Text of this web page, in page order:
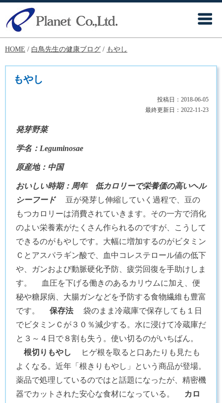
HOME / 白鳥先生の健康ブログ / もやし
もやし
投稿日： 2018-06-05
最終更新日： 2022-11-23
発芽野菜
学名：Leguminosae
原産地：中国
おいしい時期：周年低カロリーで栄養価の高いヘル
シーフード豆が発芽し伸縮していく過程で、豆の
もつカロリーは消費されていきます。その一方で消化
のよい栄養素がたくさん作られるのですが、こうして
できるのがもやしです。大幅に増加するのがビタミン
Ｃとアスパラギン酸で、血中コレステロール値の低下
や、ガンおよび動脈硬化予防、疲労回復を手助けしま
す。 血圧を下げる働きのあるカリウムに加え、便
秘や糖尿病、大腸ガンなどを予防する食物繊維も豊富
です。
保存法袋のまま冷蔵庫で保存しても１日
でビタミンＣが３０％減少する。水に浸けて冷蔵庫だ
と３～４日で８割も失う。使い切るのがいちばん。
根切りもやし
ヒゲ根を取ると口あたりも見たも
よくなる。近年「根きりもやし」という商品が登場。
薬品で処理しているのではと話題になったが、精密機
器でカットされた安心な食材になっている。
カロ